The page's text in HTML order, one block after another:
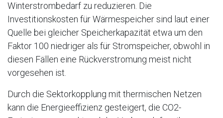
Winterstrombedarf zu reduzieren. Die
Investitionskosten für Wärmespeicher sind laut einer
Quelle bei gleicher Speicherkapazität etwa um den
Faktor 100 niedriger als für Stromspeicher, obwohl in
diesen Fällen eine Rückverstromung meist nicht
vorgesehen ist.
Durch die Sektorkopplung mit thermischen Netzen
kann die Energieeffizienz gesteigert, die CO2-